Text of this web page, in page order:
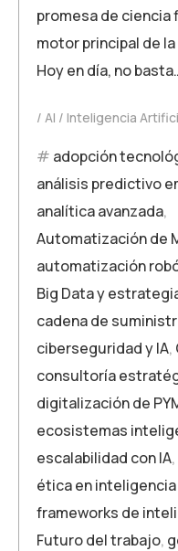
promesa de ciencia
motor principal de
Hoy en día, no
AI Inteligencia
adopción
análisis predictivo
analítica avanzada,
Automatización de
automatización
Big Data y
cadena de
ciberseguridad y IA,
consultoría
digitalización de
ecosistemas
escalabilidad con IA,
ética en
frameworks de
Futuro del trabajo,